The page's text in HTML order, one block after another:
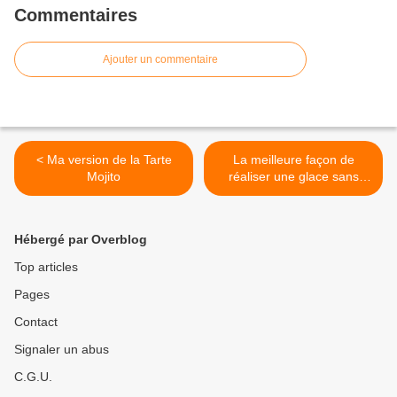
Commentaires
Ajouter un commentaire
< Ma version de la Tarte
Mojito
La meilleure façon de
réaliser une glace sans
sorbetière >
Hébergé par Overblog
Top articles
Pages
Contact
Signaler un abus
C.G.U.